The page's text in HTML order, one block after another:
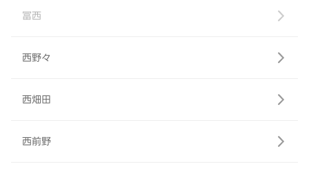
冨西
西野々
西畑田
西前野